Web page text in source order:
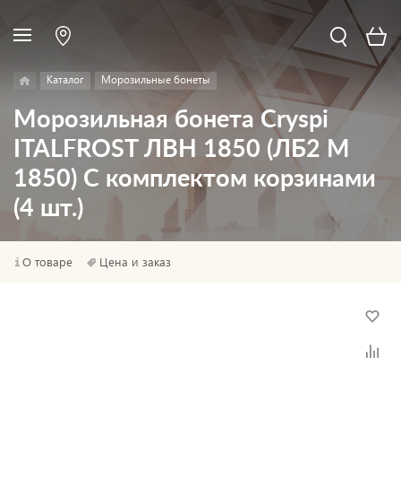
Каталог Морозильные бонеты
Морозильная бонета Cryspi
ITALFROST ЛВН 1850 (ЛБ2 М
1850) С комплектом корзинами
(4 шт.)
О товаре Цена и заказ